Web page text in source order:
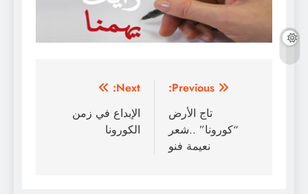
تصفّح
المقالات
Previous:
تاج الأرض
“كورونا” ..شعر
نعيمة فنو
Next:
الإبداع في زمن
الكورونا